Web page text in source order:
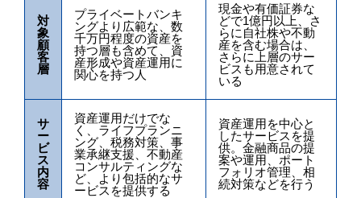
対
象
顧
客
層
プライベートバンキ
ングより広範な、数
千万円程度の資産を
持つ層も含めて、資
産形成や資産運用に
関心を持つ人
現金や有価証券な
どで1億円以上、さ
らに自社株や不動
産を含む場合は、
さらに上層のサー
ビスも用意されて
いる
サ
ー
ビ
ス
内
容
資産運用だけでな
く、ライフプランニ
ング、税務対策、事
業承継支援、不動産
コンサルティングな
ど、より包括的なサ
ービスを提供する
資産運用を中心と
したサービスを提
供。金融商品の提
案や運用、ポート
フォリオ管理、相
続対策などを行う